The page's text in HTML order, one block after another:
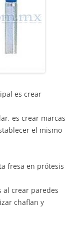
es crear
es crear marcas
el mismo
fresa en prótesis
al crear paredes
chaflan y